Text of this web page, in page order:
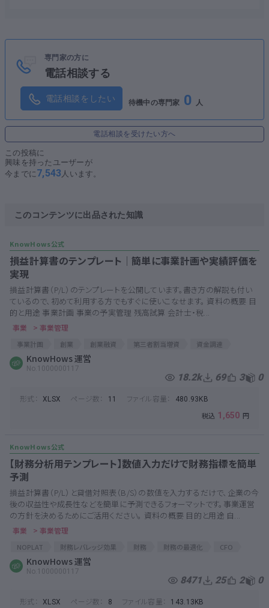
専門家の方に
電話相談する
電話相談をしたい 待機中の専門家 0 人
電話相談を受けたい方へ
この投稿に
興味を持ったユーザーが
今までに7,543 人います。
このコンテンツに出品された知識
損益計算書のテンプレート│簡単に事業計画や実績評価を
実現
損益計算書（P/L）のテンプレートを公開しています。書き方の解説も付い
ているので、初めて利用する方でもすぐに使いこなせます。 資料の概要 目
的と用途 事業計画 事業の予実管理 残高試算 会計士・税...
事業 > 事業管理
事業計画 創業 創業融資 第三者割当増資
資金調達
損益計算書
PL
KnowHows 運営
No.1000000117
18.2k 69 3 0
形式： XLSX ページ数： 11 ファイル容量： 480.93KB
1,650
【財務分析用テンプレート】数値入力だけで財務指標を簡単
予測
損益計算書（P/L）と貸借対照表（B/S）の数値を入力するだけで、企業の今
後の収益性や成長性などを簡単に予測できるフォーマットです。事業運営
の方針を決めるためにご活用ください。 資料の概要 目的と用途 自...
事業 > 事業管理
NOPLAT 財務レバレッジ効果 財務 財務の最適化
CFO
財務責任者
借入限度額
財務レバレッジ
経営分析 BS 財務分析
KnowHows 運営
No.1000000117
8471 25 2 0
形式： XLSX ページ数： 8 ファイル容量： 143.13KB